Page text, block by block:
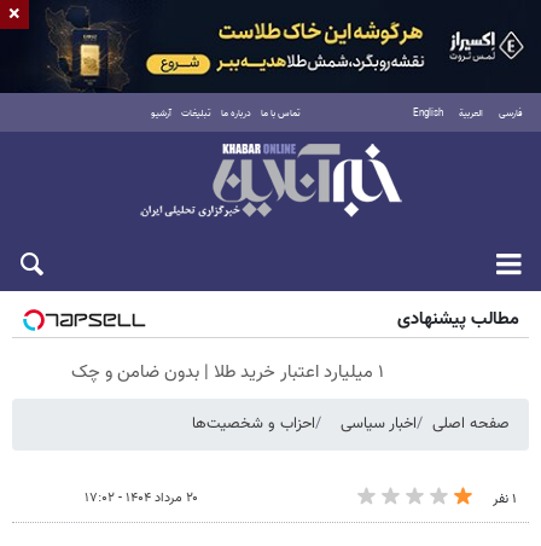
فارسی العربية English تماس با ما درباره ما تبلیغات آرشیو
جمعه ۱۶ مرداد ۱۴۰۵
مطالب پیشنهادی
۱ میلیارد اعتبار خرید طلا | بدون ضامن و چک
صفحه اصلی اخبار سیاسی احزاب و شخصیت‌ها
۱ نفر ۲۰ مرداد ۱۴۰۴ - ۱۷:۰۲
×